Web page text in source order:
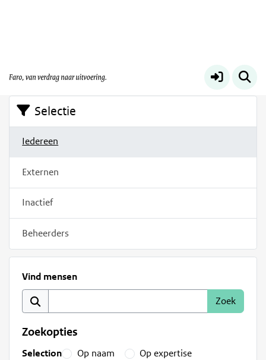
Selectie
Iedereen
Externen
Inactief
Beheerders
Vind mensen
Zoekopties
Selection Op naam
Op expertise